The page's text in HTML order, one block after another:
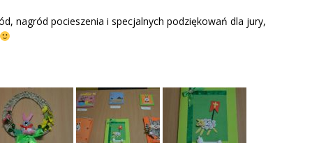
nagród pocieszenia i specjalnych podziękowań dla jury,